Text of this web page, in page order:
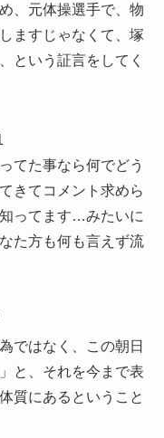
、元体操選手で、物
ますじゃなくて、塚
という証言をしてく
てた事なら何でどう
きてコメント求めら
ってます…みたいに
た方も何も言えず流
ではなく、この朝日
と、それを今まで表
質にあるということ